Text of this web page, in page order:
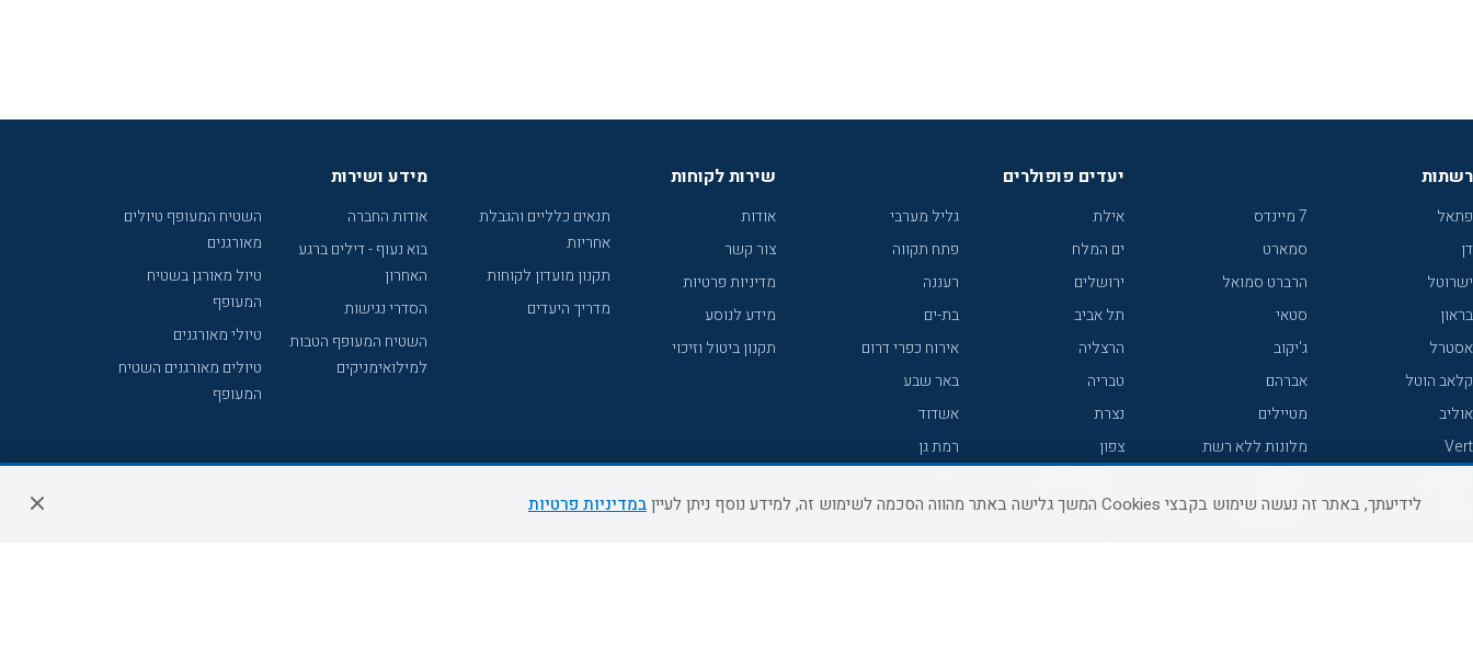
רשתות
פתאל
דן
ישרוטל
בראון
אסטרל
קלאב הוטל
אוליב
Vert
7 מיינדס
סמארט
הרברט סמואל
סטאי
ג'יקוב
אברהם
מטיילים
מלונות ללא רשת
קראון פלאזה
יעדים פופולרים
אילת
ים המלח
ירושלים
תל אביב
הרצליה
טבריה
נצרת
צפון
נתניה
גליל מערבי
פתח תקווה
רעננה
בת-ים
אירוח כפרי דרום
באר שבע
אשדוד
רמת גן
עכו
שירות לקוחות
אודות
צור קשר
מדיניות פרטיות
מידע לנוסע
תקנון ביטול וזיכוי
תנאים כלליים והגבלת
אחריות
תקנון מועדון לקוחות
מדריך היעדים
מידע ושירות
אודות החברה
בוא נעוף - דילים ברגע
האחרון
הסדרי נגישות
השטיח המעופף הטבות
למילואימניקים
השטיח המעופף טיולים
מאורגנים
טיול מאורגן בשטיח
המעופף
טיולי מאורגנים
טיולים מאורגנים השטיח
המעופף
לידיעתך, באתר זה נעשה שימוש בקבצי Cookies המשך גלישה באתר מהווה הסכמה לשימוש זה, למידע נוסף ניתן לעיין במדיניות פרטיות